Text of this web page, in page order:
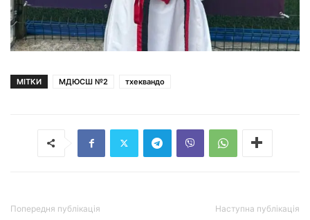
МІТКИ МДЮСШ №2 тхеквандо
Попередня публікація Наступна публікація